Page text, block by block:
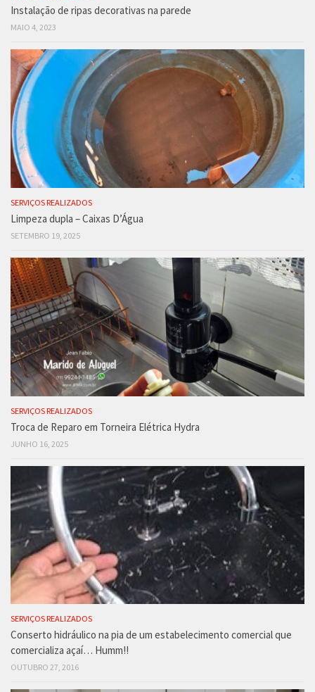
Instalação de ripas decorativas na parede
MAIO 4, 2023
SERVIÇOS REALIZADOS
Limpeza dupla – Caixas D’Água
SETEMBRO 19, 2025
SERVIÇOS REALIZADOS
Troca de Reparo em Torneira Elétrica Hydra
JUNHO 16, 2025
SERVIÇOS REALIZADOS
Conserto hidráulico na pia de um estabelecimento comercial que
comercializa açaí… Humm!!
OUTUBRO 27, 2016